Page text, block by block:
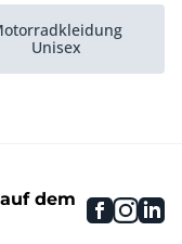
Unisex
Radbekleidung
dem